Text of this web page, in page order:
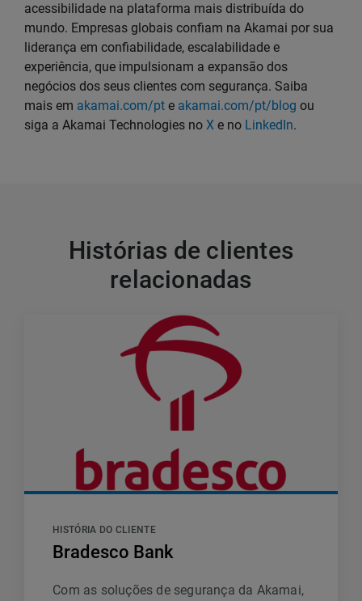
acessibilidade na plataforma mais distribuída do
mundo. Empresas globais confiam na Akamai por sua
liderança em confiabilidade, escalabilidade e
experiência, que impulsionam a expansão dos
negócios dos seus clientes com segurança. Saiba
mais em akamai.com/pt e akamai.com/pt/blog ou
siga a Akamai Technologies no X e no LinkedIn.
Histórias de clientes
relacionadas
HISTÓRIA DO CLIENTE
Bradesco Bank
Com as soluções de segurança da Akamai,